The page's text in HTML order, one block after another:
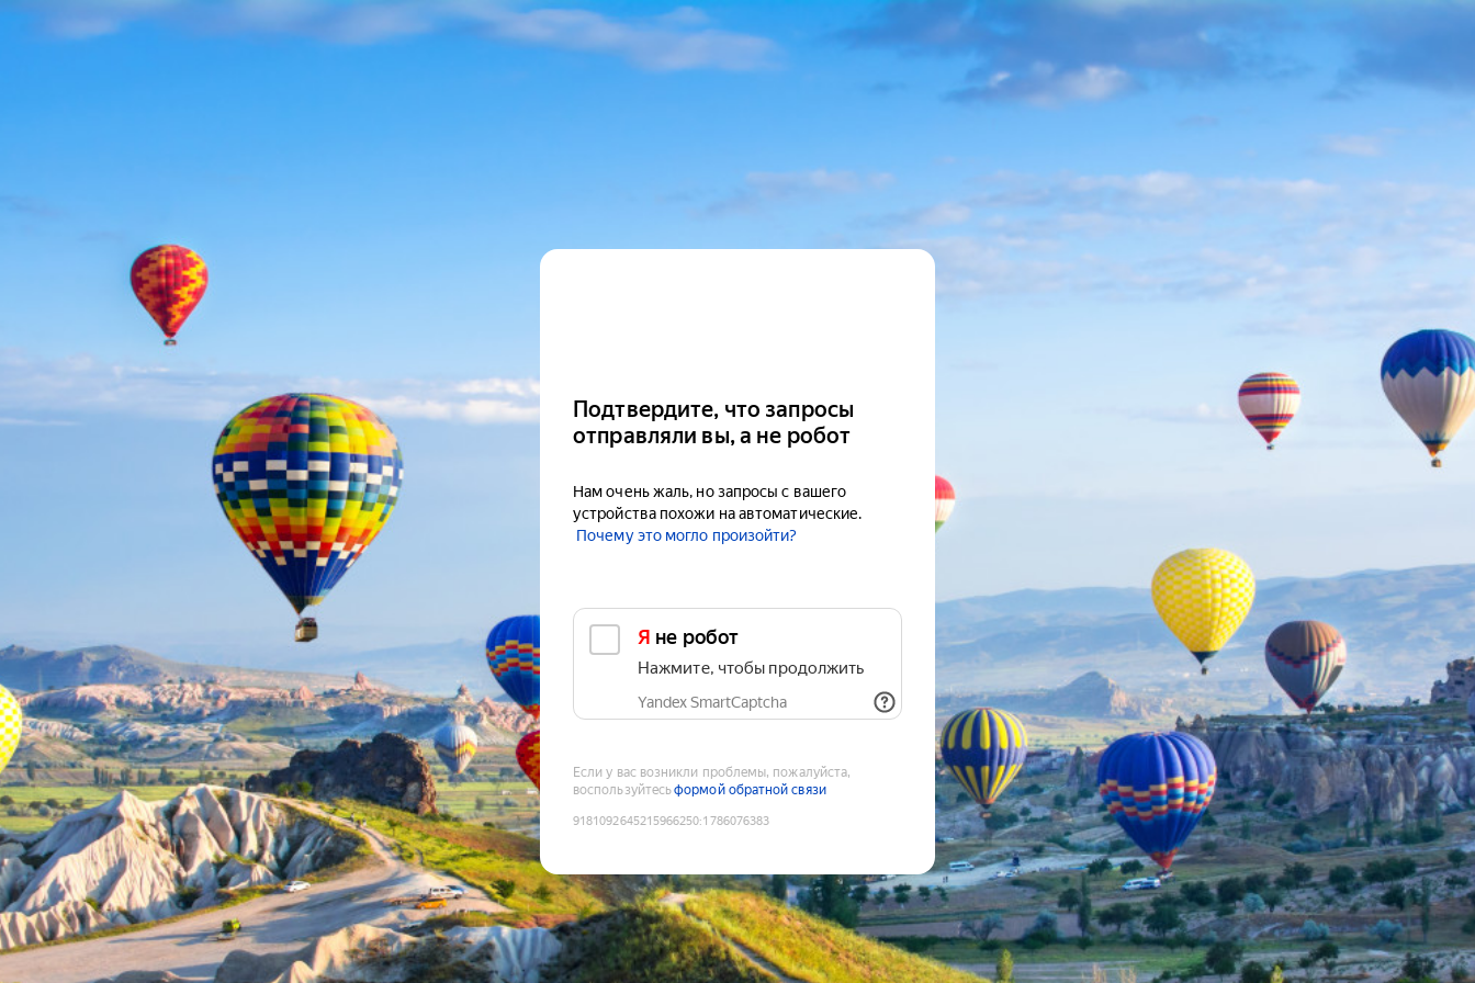
Подтвердите, что запросы
отправляли вы, а не робот
Нам очень жаль, но запросы с вашего
устройства похожи на автоматические.
Почему это могло произойти?
Я не робот
Нажмите, чтобы продолжить
Yandex SmartCaptcha
Если у вас возникли проблемы, пожалуйста,
воспользуйтесьформой обратной связи
9181092645215966250:1786076383